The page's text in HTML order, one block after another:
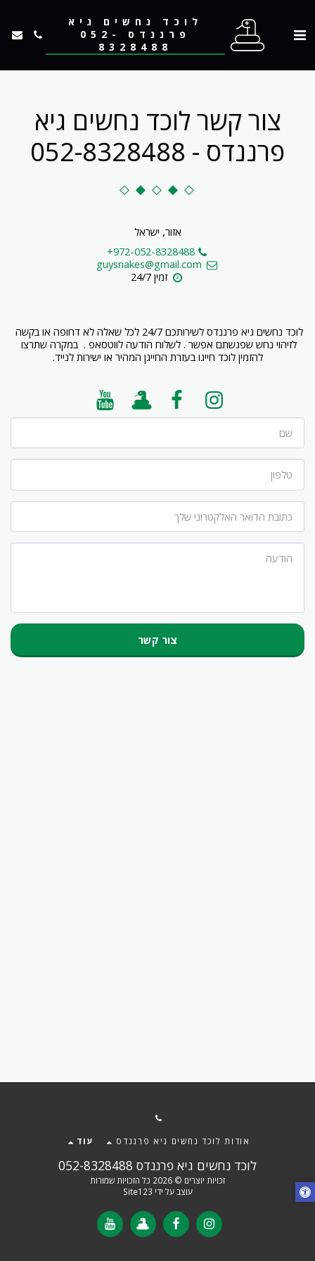
לוכד נחשים גיא
פרננדס 052-
8328488
צור קשר לוכד נחשים גיא
פרננדס - 052-8328488
אזור, ישראל
+972-052-8328488
guysnakes@gmail.com
זמין 24/7
להזמין לוכד חייגו בעזרת החייגן המהיר או ישירות לנייד.
צור קשר
לוכד נחשים גיא פרננדס 052-8328488
זכויות יוצרים © 2026 כל הזכויות שמורות
עוצב על ידי Site123
אודות לוכד נחשים גיא פרננדס עוד